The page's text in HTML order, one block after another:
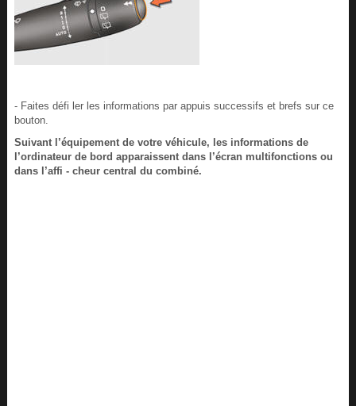
- Faites défi ler les informations par appuis successifs et brefs sur ce
bouton.
Suivant l’équipement de votre véhicule, les informations de
l’ordinateur de bord apparaissent dans l’écran multifonctions ou
dans l’affi - cheur central du combiné.